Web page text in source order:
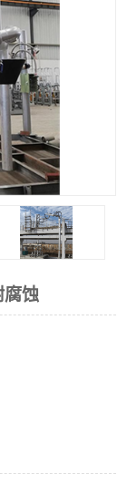
腐蚀